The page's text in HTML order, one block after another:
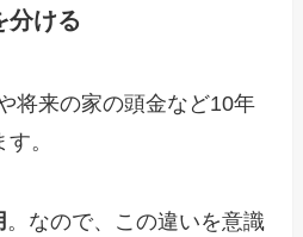
分ける
将来の家の頭金など10年
。
。なので、この違いを意識